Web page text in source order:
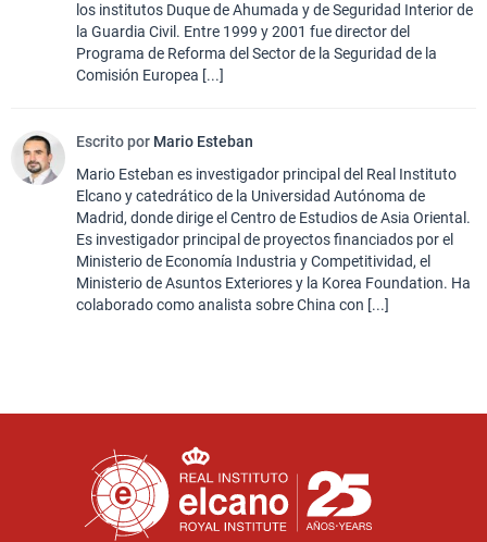
los institutos Duque de Ahumada y de Seguridad Interior de
la Guardia Civil. Entre 1999 y 2001 fue director del
Programa de Reforma del Sector de la Seguridad de la
Comisión Europea [...]
Escrito por Mario Esteban
Mario Esteban es investigador principal del Real Instituto
Elcano y catedrático de la Universidad Autónoma de
Madrid, donde dirige el Centro de Estudios de Asia Oriental.
Es investigador principal de proyectos financiados por el
Ministerio de Economía Industria y Competitividad, el
Ministerio de Asuntos Exteriores y la Korea Foundation. Ha
colaborado como analista sobre China con [...]